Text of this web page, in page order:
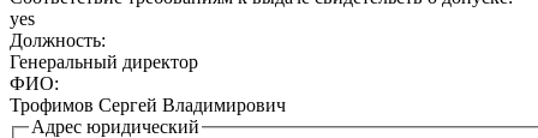
yes
Должность:
Генеральный директор
ФИО:
Трофимов Сергей Владимирович
Адрес юридический